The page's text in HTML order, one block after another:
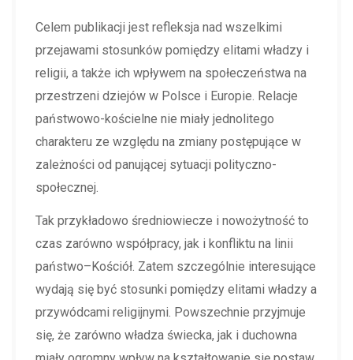
Celem publikacji jest refleksja nad wszelkimi
przejawami stosunków pomiędzy elitami władzy i
religii, a także ich wpływem na społeczeństwa na
przestrzeni dziejów w Polsce i Europie. Relacje
państwowo-kościelne nie miały jednolitego
charakteru ze względu na zmiany postępujące w
zależności od panującej sytuacji polityczno-
społecznej.
Tak przykładowo średniowiecze i nowożytność to
czas zarówno współpracy, jak i konfliktu na linii
państwo–Kościół. Zatem szczególnie interesujące
wydają się być stosunki pomiędzy elitami władzy a
przywódcami religijnymi. Powszechnie przyjmuje
się, że zarówno władza świecka, jak i duchowna